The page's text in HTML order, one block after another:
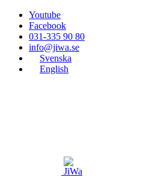
Youtube
Facebook
031-335 90 80
info@jiwa.se
Svenska
English